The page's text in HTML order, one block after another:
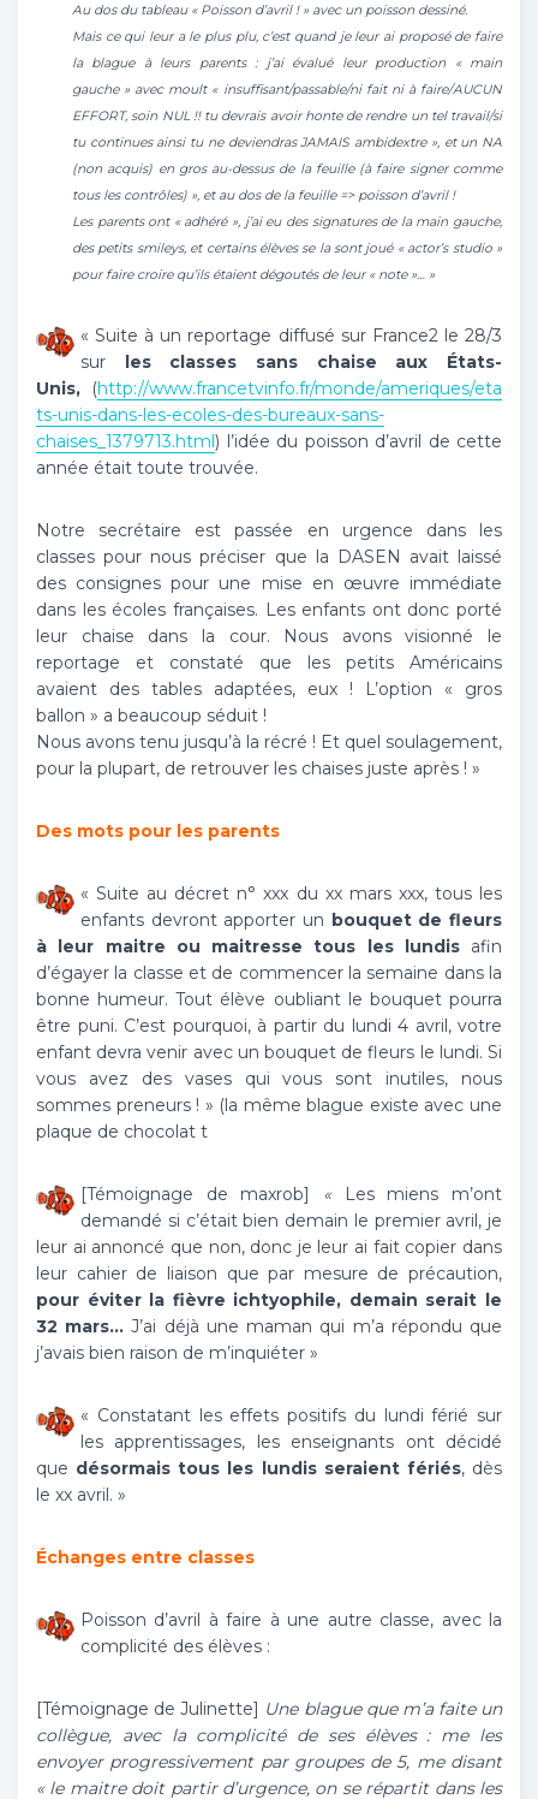
Au dos du tableau « Poisson d’avril ! » avec un poisson dessiné.
Mais ce qui leur a le plus plu, c’est quand je leur ai proposé de faire
la blague à leurs parents : j’ai évalué leur production « main
gauche » avec moult « insuffisant/passable/ni fait ni à faire/AUCUN
EFFORT, soin NUL !! tu devrais avoir honte de rendre un tel travail/si
tu continues ainsi tu ne deviendras JAMAIS ambidextre », et un NA
(non acquis) en gros au-dessus de la feuille (à faire signer comme
tous les contrôles) », et au dos de la feuille => poisson d’avril !
Les parents ont « adhéré », j’ai eu des signatures de la main gauche,
des petits smileys, et certains élèves se la sont joué « actor’s studio »
pour faire croire qu’ils étaient dégoutés de leur « note »… »
« Suite à un reportage diffusé sur France2 le 28/3
sur les classes sans chaise aux États-
Unis, (http://www.francetvinfo.fr/monde/ameriques/eta
ts-unis-dans-les-ecoles-des-bureaux-sans-
chaises_1379713.html) l’idée du poisson d’avril de cette
année était toute trouvée.
Notre secrétaire est passée en urgence dans les
classes pour nous préciser que la DASEN avait laissé
des consignes pour une mise en œuvre immédiate
dans les écoles françaises. Les enfants ont donc porté
leur chaise dans la cour. Nous avons visionné le
reportage et constaté que les petits Américains
avaient des tables adaptées, eux ! L’option « gros
ballon » a beaucoup séduit !
Nous avons tenu jusqu’à la récré ! Et quel soulagement,
pour la plupart, de retrouver les chaises juste après ! »
Des mots pour les parents
« Suite au décret n° xxx du xx mars xxx, tous les
enfants devront apporter un bouquet de fleurs
à leur maitre ou maitresse tous les lundisafin
d’égayer la classe et de commencer la semaine dans la
bonne humeur. Tout élève oubliant le bouquet pourra
être puni. C’est pourquoi, à partir du lundi 4 avril, votre
enfant devra venir avec un bouquet de fleurs le lundi. Si
vous avez des vases qui vous sont inutiles, nous
sommes preneurs ! » (la même blague existe avec une
plaque de chocolat t
[Témoignage de maxrob] «
Les miens m’ont
demandé si c’était bien demain le premier avril, je
leur ai annoncé que non, donc je leur ai fait copier dans
leur cahier de liaison que par mesure de précaution,
pour éviter la fièvre ichtyophile, demain serait le
32 mars… J’ai déjà une maman qui m’a répondu que
j’avais bien raison de m’inquiéter »
« Constatant les effets positifs du lundi férié sur
les apprentissages, les enseignants ont décidé
que désormais tous les lundis seraient fériés, dès
le xx avril. »
Échanges entre classes
Poisson d’avril à faire à une autre classe, avec la
complicité des élèves :
[Témoignage de Julinette] Une blague que m’a faite un
collègue, avec la complicité de ses élèves : me les
envoyer progressivement par groupes de 5, me disant
« le maitre doit partir d’urgence, on se répartit dans les